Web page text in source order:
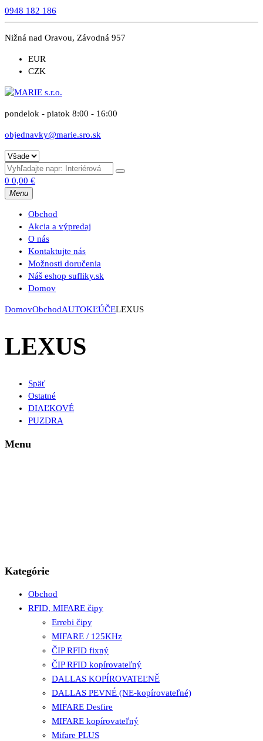
0948 182 186
Nižná nad Oravou, Závodná 957
EUR
CZK
pondelok - piatok 8:00 - 16:00
objednavky@marie.sro.sk
0 0,00 €
Menu
Obchod
Akcia a výpredaj
O nás
Kontaktujte nás
Možnosti doručenia
Náš eshop sufliky.sk
Domov
DomovObchodAUTOKĽÚČELEXUS
LEXUS
Späť
Ostatné
DIAĽKOVÉ
PUZDRA
Menu
Kategórie
Obchod
RFID, MIFARE čipy
Errebi čipy
MIFARE / 125KHz
ČIP RFID fixný
ČIP RFID kopírovateľný
DALLAS KOPÍROVATEĽNĚ
DALLAS PEVNÉ (NE-kopírovateľné)
MIFARE Desfire
MIFARE kopírovateľný
Mifare PLUS